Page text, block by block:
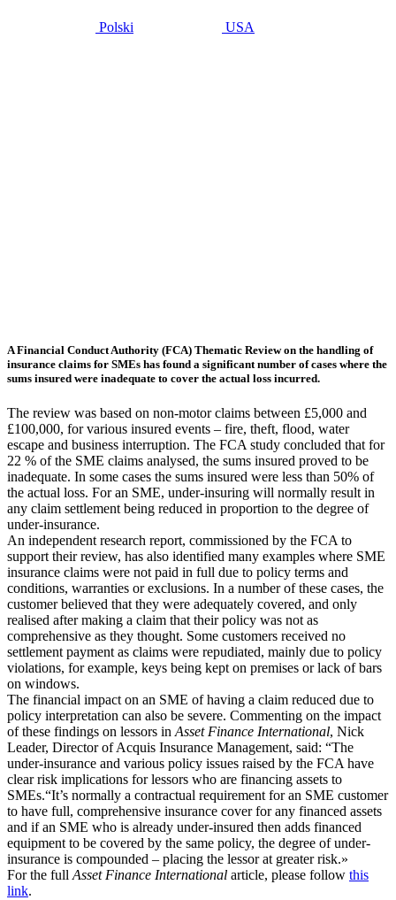
Polski
USA
A Financial Conduct Authority (FCA) Thematic Review on the handling of
insurance claims for SMEs has found a significant number of cases where the
sums insured were inadequate to cover the actual loss incurred.
The review was based on non-motor claims between £5,000 and
£100,000, for various insured events – fire, theft, flood, water
escape and business interruption. The FCA study concluded that for
22 % of the SME claims analysed, the sums insured proved to be
inadequate. In some cases the sums insured were less than 50% of
the actual loss. For an SME, under-insuring will normally result in
any claim settlement being reduced in proportion to the degree of
under-insurance.
An independent research report, commissioned by the FCA to
support their review, has also identified many examples where SME
insurance claims were not paid in full due to policy terms and
conditions, warranties or exclusions. In a number of these cases, the
customer believed that they were adequately covered, and only
realised after making a claim that their policy was not as
comprehensive as they thought. Some customers received no
settlement payment as claims were repudiated, mainly due to policy
violations, for example, keys being kept on premises or lack of bars
on windows.
The financial impact on an SME of having a claim reduced due to
policy interpretation can also be severe. Commenting on the impact
of these findings on lessors in Asset Finance International, Nick
Leader, Director of Acquis Insurance Management, said: “The
under-insurance and various policy issues raised by the FCA have
clear risk implications for lessors who are financing assets to
SMEs.“It’s normally a contractual requirement for an SME customer
to have full, comprehensive insurance cover for any financed assets
and if an SME who is already under-insured then adds financed
equipment to be covered by the same policy, the degree of under-
insurance is compounded – placing the lessor at greater risk.»
For the full Asset Finance International article, please follow this
link.